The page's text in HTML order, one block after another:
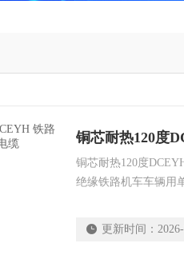
铜芯耐热120度
铜芯耐热120度
绝缘铁路机车车辆用
机车车辆用多芯电缆
更新时间：